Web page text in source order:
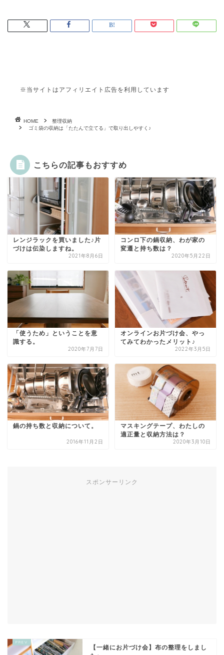
※当サイトはアフィリエイト広告を利用しています
HOME
整理収納
ゴミ袋の収納は「たたんで立てる」で取り出しやすく♪
こちらの記事もおすすめ
レンジラックを買いました♪片
づけは伝染しますね。
2021年8月6日
コンロ下の鍋収納、わが家の
変遷と持ち数は？
2020年5月22日
「使うため」ということを意
識する。
2020年7月7日
オンラインお片づけ会、やっ
てみてわかったメリット♪
2022年3月5日
鍋の持ち数と収納について。
2016年11月2日
マスキングテープ、わたしの
適正量と収納方法は？
2020年3月10日
スポンサーリンク
【一緒にお片づけ会】布の整理をしまし